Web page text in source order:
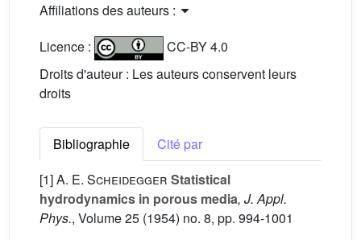
Affiliations des auteurs :
Licence :
CC-BY 4.0
Droits d'auteur : Les auteurs conservent leurs
droits
Bibliographie
Cité par
[1]A. E. Scheidegger Statistical
hydrodynamics in porous media, J. Appl.
Phys., Volume 25 (1954) no. 8, pp. 994-1001